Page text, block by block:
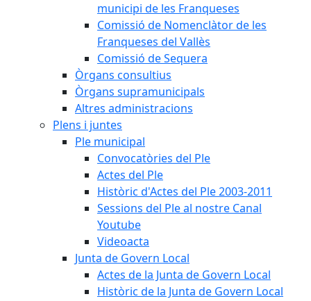
municipi de les Franqueses
Comissió de Nomenclàtor de les
Franqueses del Vallès
Comissió de Sequera
Òrgans consultius
Òrgans supramunicipals
Altres administracions
Plens i juntes
Ple municipal
Convocatòries del Ple
Actes del Ple
Històric d'Actes del Ple 2003-2011
Sessions del Ple al nostre Canal
Youtube
Videoacta
Junta de Govern Local
Actes de la Junta de Govern Local
Històric de la Junta de Govern Local